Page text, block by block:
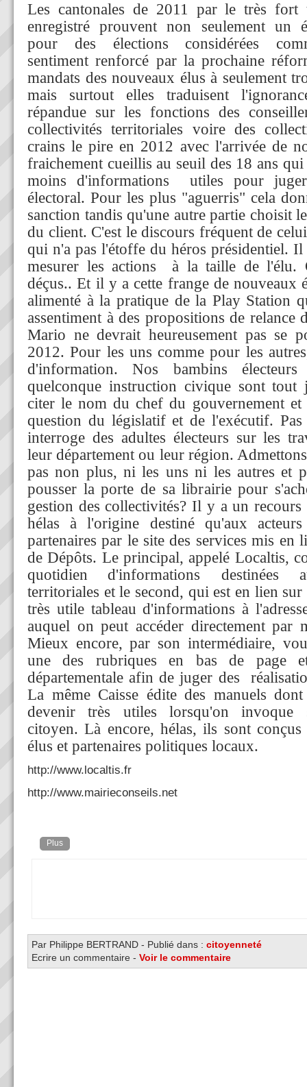
Les cantonales de 2011 par le très fort
enregistré prouvent non seulement un
pour des élections considérées
sentiment renforcé par la prochaine
mandats des nouveaux élus à seulement
mais surtout elles traduisent
répandue sur les fonctions des
collectivités territoriales voire des
crains le pire en 2012 avec l'arrivée de
fraichement cueillis au seuil des 18 ans qui
moins d'informations utiles pour
électoral. Pour les plus "aguerris" cela
sanction tandis qu'une autre partie choisit
du client. C'est le discours fréquent de
qui n'a pas l'étoffe du héros présidentiel.
mesurer les actions à la taille de l'élu.
déçus.. Et il y a cette frange de nouveaux
alimenté à la pratique de la Play Station
assentiment à des propositions de relance
Mario ne devrait heureusement pas se
2012. Pour les uns comme pour les
d'information. Nos bambins électeurs
quelconque instruction civique sont tout
citer le nom du chef du gouvernement
question du législatif et de l'exécutif.
interroge des adultes électeurs sur les
leur département ou leur région.
pas non plus, ni les uns ni les autres et
pousser la porte de sa librairie pour
gestion des collectivités? Il y a un recours
hélas à l'origine destiné qu'aux
partenaires par le site des services mis en
de Dépôts. Le principal, appelé Localtis,
quotidien
d'informations destinées
territoriales et le second, qui est en lien
très utile tableau d'informations à
auquel on peut accéder directement par
Mieux encore, par son intermédiaire,
une des rubriques en bas de page
départementale afin de juger des
La même Caisse édite des manuels
devenir très utiles lorsqu'on invoque
citoyen. Là encore, hélas, ils sont conçus
élus et partenaires politiques locaux.
http://www.localtis.fr
http://www.mairieconseils.net
Plus
Par Philippe BERTRAND - Publié dans : citoyenneté
Ecrire un commentaire - Voir le commentaire